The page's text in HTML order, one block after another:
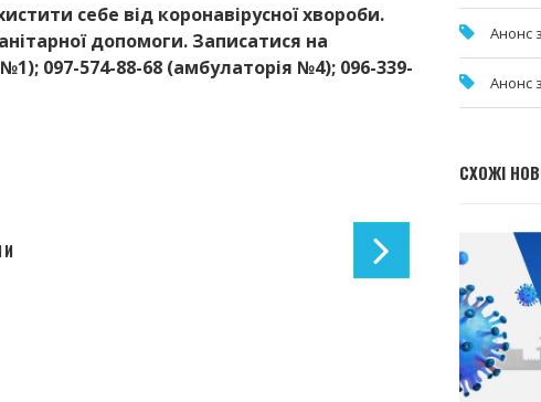
себе від коронавірусної хвороби.
допомоги. Записатися на
097-574-88-68 (амбулаторія №4); 096-339-
Анонс
Анонс
СХОЖІ